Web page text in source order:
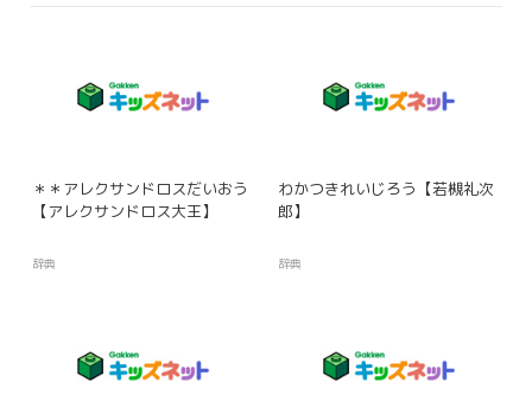
＊＊アレクサンドロスだいおう
【アレクサンドロス大王】
辞典
わかつきれいじろう【若槻礼次
郎】
辞典